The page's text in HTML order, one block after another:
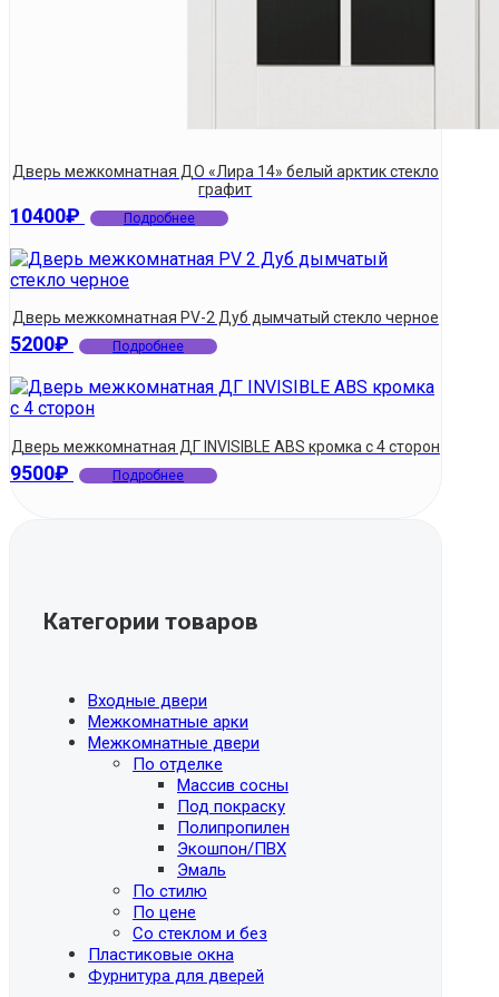
Дверь межкомнатная ДО «Лира 14» белый арктик стекло
графит
10400₽ Подробнее
Дверь межкомнатная PV-2 Дуб дымчатый стекло черное
5200₽ Подробнее
Дверь межкомнатная ДГ INVISIBLE ABS кромка с 4 сторон
9500₽ Подробнее
Категории товаров
Входные двери
Межкомнатные арки
Межкомнатные двери
По отделке
Массив сосны
Под покраску
Полипропилен
Экошпон/ПВХ
Эмаль
По стилю
По цене
Со стеклом и без
Пластиковые окна
Фурнитура для дверей